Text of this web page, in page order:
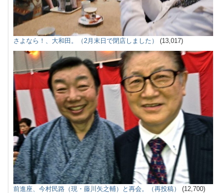
さよなら！、大和田。（2月末日で閉店しました） (13,017)
前進座、今村民路（現・藤川矢之輔）と再会。（再投稿） (12,700)